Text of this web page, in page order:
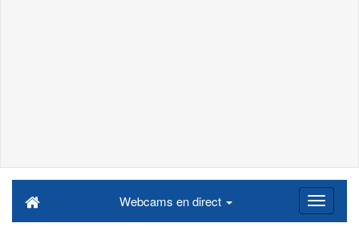
Webcams en direct